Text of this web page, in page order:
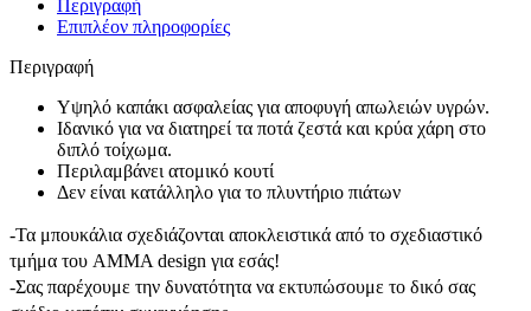
Περιγραφή
Επιπλέον πληροφορίες
Περιγραφή
Υψηλό καπάκι ασφαλείας για αποφυγή απωλειών υγρών.
Ιδανικό για να διατηρεί τα ποτά ζεστά και κρύα χάρη στο
διπλό τοίχωμα.
Περιλαμβάνει ατομικό κουτί
Δεν είναι κατάλληλο για το πλυντήριο πιάτων
-Τα μπουκάλια σχεδιάζονται αποκλειστικά από το σχεδιαστικό
τμήμα του AMMA design για εσάς!
-Σας παρέχουμε την δυνατότητα να εκτυπώσουμε το δικό σας